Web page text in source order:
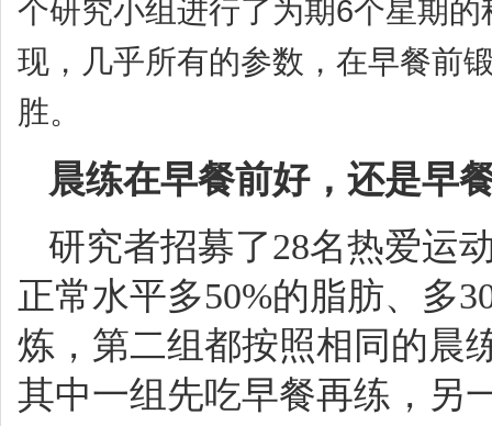
个研究小组进行了为期6个星期
现，几乎所有的参数，在早餐前
胜。
晨练在早餐前好，还是早
研究者招募了28名热爱运
正常水平多50%的脂肪、多
炼，第二组都按照相同的晨
其中一组先吃早餐再练，另